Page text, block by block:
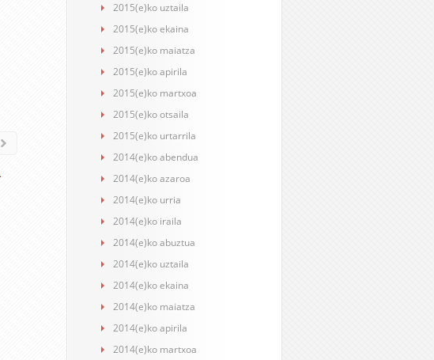
2015(e)ko uztaila
2015(e)ko ekaina
2015(e)ko maiatza
2015(e)ko apirila
2015(e)ko martxoa
2015(e)ko otsaila
2015(e)ko urtarrila
2014(e)ko abendua
2014(e)ko azaroa
2014(e)ko urria
2014(e)ko iraila
2014(e)ko abuztua
2014(e)ko uztaila
2014(e)ko ekaina
2014(e)ko maiatza
2014(e)ko apirila
2014(e)ko martxoa